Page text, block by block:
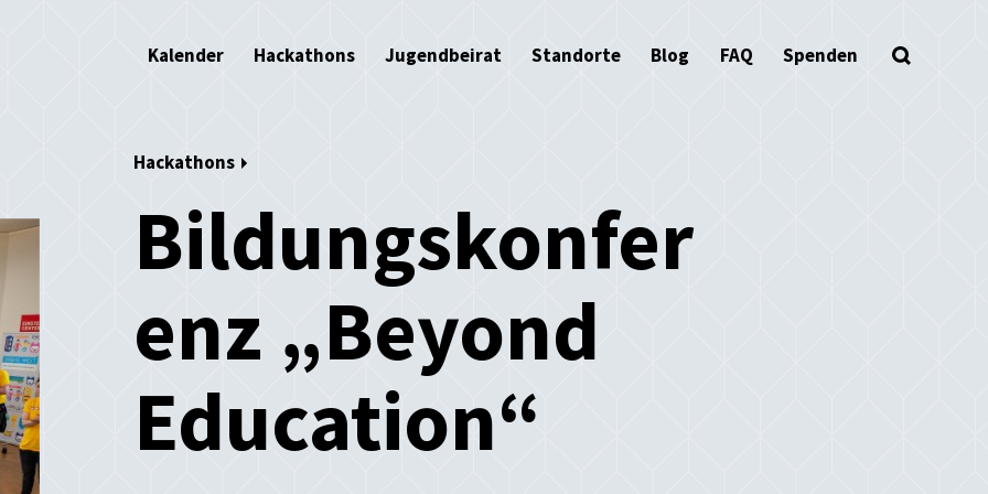
Kalender Hackathons Jugendbeirat Standorte Blog FAQ Spenden
Hackathons
Bildungskonfer
enz „Beyond
Education“